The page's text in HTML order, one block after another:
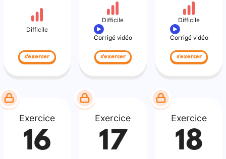
Difficile
s'exercer
Difficile
Corrigé vidéo
s'exercer
Difficile
Corrigé vidéo
s'exercer
Exercice
16
Exercice
17
Exercice
18